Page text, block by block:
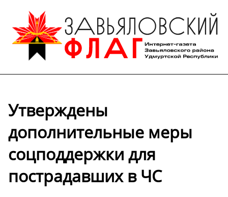
Утверждены
дополнительные меры
соцподдержки для
пострадавших в ЧС